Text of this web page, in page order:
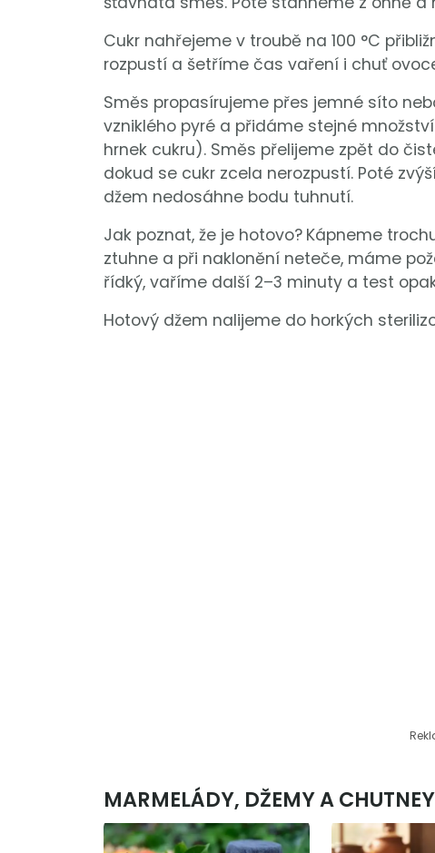
Cukr nahřejeme v troubě na 100 °C
rozpustí a šetříme čas vaření i chuť
Směs propasírujeme přes jemné síto
vzniklého pyré a přidáme stejné množství
hrnek cukru). Směs přelijeme zpět do
dokud se cukr zcela nerozpustí. Poté
džem nedosáhne bodu tuhnutí.
Jak poznat, že je hotovo? Kápneme
ztuhne a při naklonění neteče, máme
řídký, vaříme další 2–3 minuty a test
Hotový džem nalijeme do horkých
MARMELÁDY, DŽEMY A